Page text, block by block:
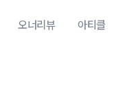
오너리뷰 아티클